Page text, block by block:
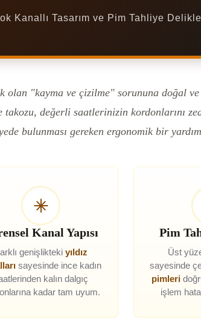
Kanallı Tasarım ve Pim Tahliye
olan "kayma ve çizilme" sorununa doğal ve
değerli saatlerinizin kordonlarını
bulunması gereken ergonomik bir
Kanal Yapısı
genişlikteki yıldız
sayesinde ince kadın
kalın dalgıç
kadar tam uyum.
Pim
Üst
sayesinde
pimleri
işlem